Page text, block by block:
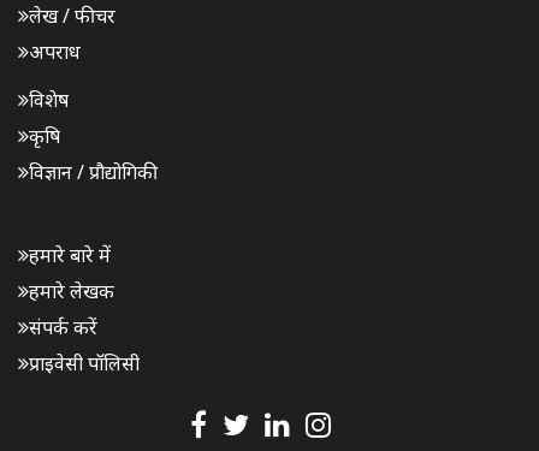
लेख / फीचर
अपराध
विशेष
कृषि
विज्ञान / प्रौद्योगिकी
हमारे बारे में
हमारे लेखक
संपर्क करें
प्राइवेसी पॉलिसी